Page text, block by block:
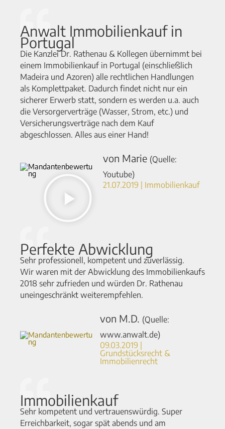
Anwalt Immobilienkauf in
Portugal
Die Kanzlei Dr. Rathenau & Kollegen übernimmt bei
einem Immobilienkauf in Portugal (einschließlich
Madeira und Azoren) alle rechtlichen Handlungen
als Komplettpaket. Dadurch findet nicht nur ein
sicherer Erwerb statt, sondern es werden u.a. auch
die Versorgerverträge (Wasser, Strom, etc.) und
Versicherungsverträge nach dem Kauf
abgeschlossen. Alles aus einer Hand!
von Marie (Quelle:
Youtube)
21.07.2019 | Immobilienkauf
Perfekte Abwicklung
Sehr professionell, kompetent und zuverlässig.
Wir waren mit der Abwicklung des Immobilienkaufs
2018 sehr zufrieden und würden Dr. Rathenau
uneingeschränkt weiterempfehlen.
von M.D. (Quelle:
www.anwalt.de)
09.03.2019 |
Grundstücksrecht &
Immobilienrecht​
Immobilienkauf
Sehr kompetent und vertrauenswürdig. Super
Erreichbarkeit, sogar spät abends und am